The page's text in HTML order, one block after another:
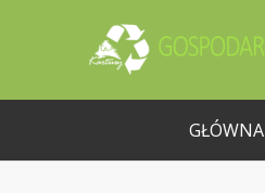
GŁÓWNA